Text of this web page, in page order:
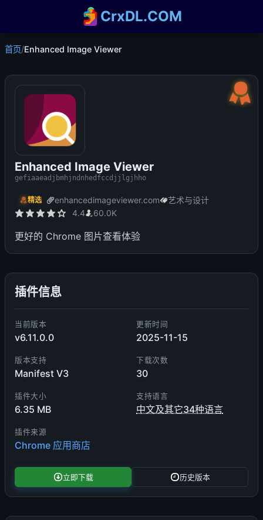
CrxDL.COM
首页/Enhanced Image Viewer
Enhanced Image Viewer
gefiaaeadjbmhjndnhedfccdjjlgjhho
精选 enhancedimageviewer.com
艺术与设计
4.4
60.0K
更好的 Chrome 图片查看体验
插件信息
当前版本
v6.11.0.0
更新时间
2025-11-15
版本支持
Manifest V3
下载次数
30
插件大小
6.35 MB
支持语言
中文及其它34种语言
插件来源
Chrome 应用商店
立即下载 历史版本